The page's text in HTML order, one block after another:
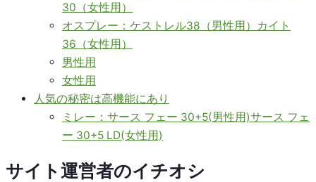
30（女性用）
オスプレー：ケストレル38（男性用）カイト
36（女性用）
男性用
女性用
人気の秘密は高機能にあり
ミレー：サース フェー 30+5(男性用)サース フェ
ー 30+5 LD(女性用)
サイト運営者のイチオシ